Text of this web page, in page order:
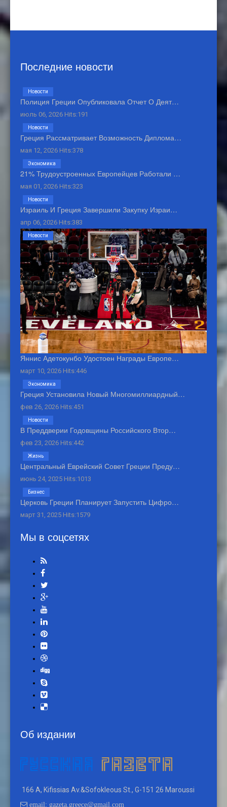
Последние новости
Полиция Греции Опубликовала Отчет О Деят…
июль 06, 2026 Hits:191
Новости
Греция Рассматривает Возможность Диплома…
мая 12, 2026 Hits:378
Новости
21% Трудоустроенных Европейцев Работали …
мая 01, 2026 Hits:323
Экономика
Израиль И Греция Завершили Закупку Израи…
апр 06, 2026 Hits:383
Новости
Яннис Адетокунбо Удостоен Награды Европе…
март 10, 2026 Hits:446
Новости
Греция Установила Новый Многомиллиардный…
фев 26, 2026 Hits:451
Экономика
В Преддверии Годовщины Российского Втор…
фев 23, 2026 Hits:442
Новости
Центральный Еврейский Совет Греции Преду…
июнь 24, 2025 Hits:1013
Жизнь
Церковь Греции Планирует Запустить Цифро…
март 31, 2025 Hits:1579
Бизнес
Мы в соцсетях
Об издании
166 A, Kifissias Av.&Sofokleous St., G-151 26 Maroussi
email: gazeta.greece@gmail.com